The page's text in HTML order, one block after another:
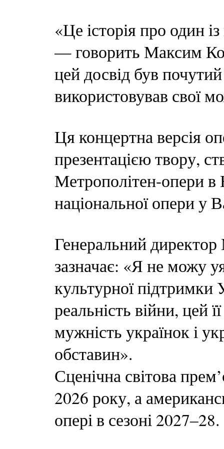
«Це історія про один
— говорить Максим
цей досвід був
використовував свої
Ця концертна версія
презентацією твору,
Метрополітен-опери
національної опери у
Генеральний
зазначає: «Я не можу
культурної підтримки
реальність війни, цей
мужність українок і
обставин».
Сценічна світова
2026 року, а
опері в сезоні 2027–28.